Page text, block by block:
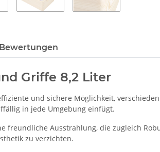
Bewertungen
Griffe 8,2 Liter
und sichere Möglichkeit,
in jede Umgebung einfügt.
freundliche Ausstrahlung, die zugleich
zu verzichten.